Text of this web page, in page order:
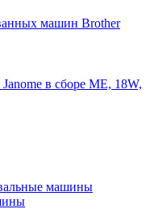
машин Brother
в сборе ME, 18W,
машины